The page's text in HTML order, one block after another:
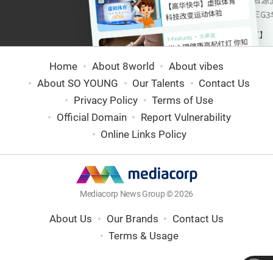
Home About 8world
About vibes
About SO YOUNG
Our Talents
Contact Us
Privacy Policy
Terms of Use
Official Domain
Report Vulnerability
Online Links Policy
Mediacorp News Group © 2026
About Us Our Brands
Contact Us
Terms & Usage